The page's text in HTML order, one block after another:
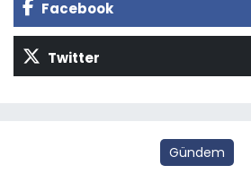
Facebook
Twitter
Gündem